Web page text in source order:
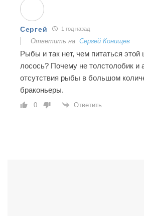
Сергей 1 год назад
Ответить на Сергей Конищев
Рыбы и так нет, чем питаться
лосось? Почему не толстолобик и
отсутствия рыбы в большом
браконьеры.
0 Ответить